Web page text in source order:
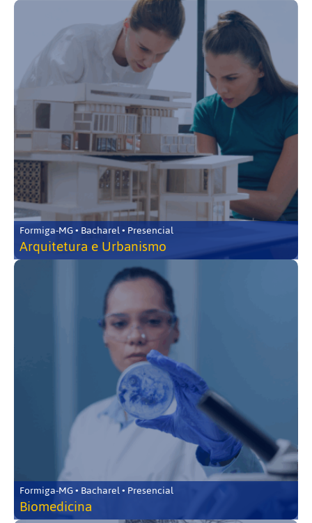
Formiga-MG • Bacharel • Presencial
Arquitetura e Urbanismo
Formiga-MG • Bacharel • Presencial
Biomedicina